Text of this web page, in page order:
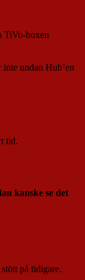
TiVo-boxen
undan Hub’en
tid.
kanske se det
på tidigare.